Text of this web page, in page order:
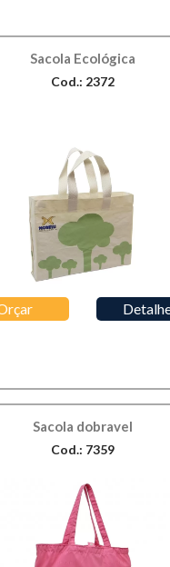
Sacola Ecológica
Cod.: 2372
Sacola dobravel
Cod.: 7359